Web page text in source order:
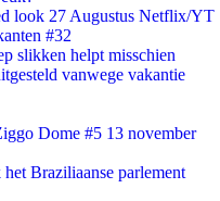
look 27 Augustus Netflix/YT
#32
slikken helpt misschien
vanwege vakantie
Dome #5 13 november
Braziliaanse parlement